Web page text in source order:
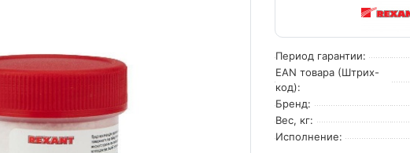
Период гарантии:
EAN товара (Штрих-
код):
Бренд:
Вес, кг:
Исполнение: